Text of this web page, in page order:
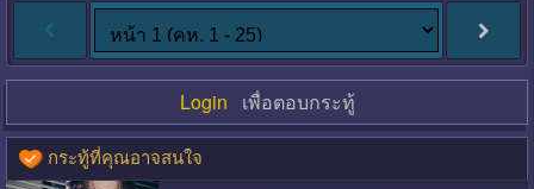
Login เพื่อตอบกระทู้
กระทู้ที่คุณอาจสนใจ